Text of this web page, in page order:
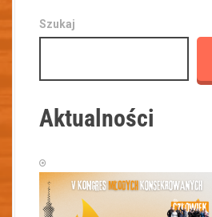
Szukaj
Aktualności